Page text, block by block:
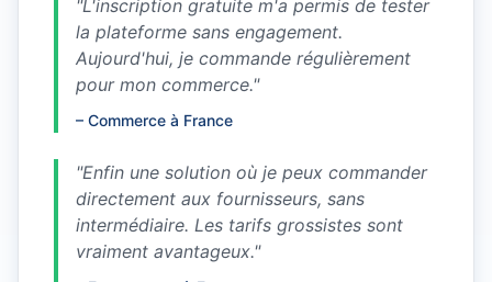
"L'inscription gratuite m'a permis de tester
la plateforme sans engagement.
Aujourd'hui, je commande régulièrement
pour mon commerce."
– Commerce à France
"Enfin une solution où je peux commander
directement aux fournisseurs, sans
intermédiaire. Les tarifs grossistes sont
vraiment avantageux."